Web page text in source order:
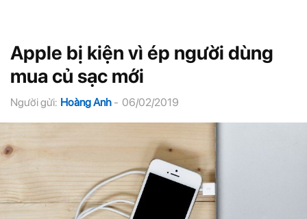
Apple bị kiện vì ép người dùng
mua củ sạc mới
Người gửi: Hoàng Anh - 06/02/2019